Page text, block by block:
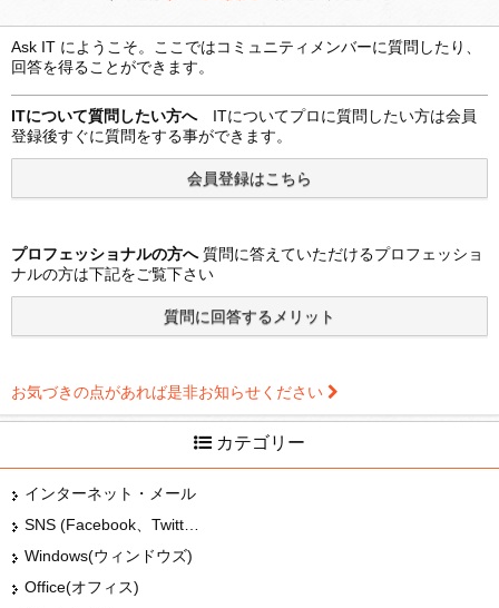
Ask IT にようこそ。ここではコミュニティメンバーに質問したり、
回答を得ることができます。
ITについて質問したい方へITについてプロに質問したい方は会員
登録後すぐに質問をする事ができます。
プロフェッショナルの方へ質問に答えていただけるプロフェッショ
ナルの方は下記をご覧下さい
お気づきの点があれば是非お知らせください
カテゴリー
インターネット・メール
Windows(ウィンドウズ)
Office(オフィス)